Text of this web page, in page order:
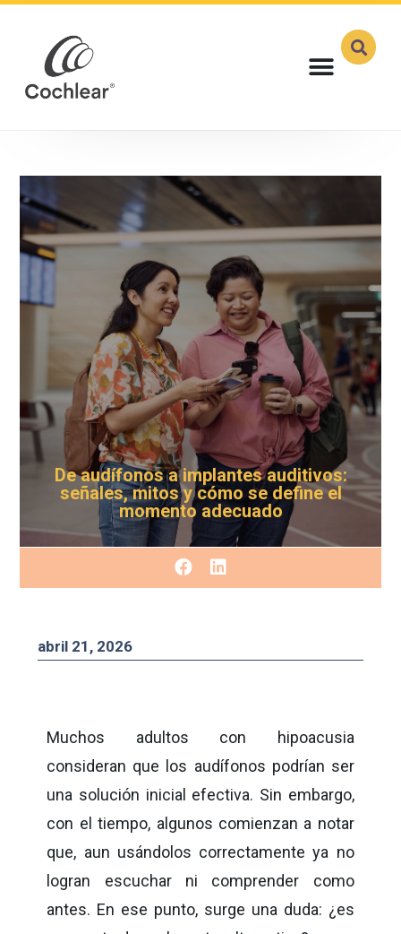
De audífonos a implantes auditivos:
señales, mitos y cómo se define el
momento adecuado
abril 21, 2026
Muchos adultos con hipoacusia
consideran que los audífonos podrían ser
una solución inicial efectiva. Sin embargo,
con el tiempo, algunos comienzan a notar
que, aun usándolos correctamente ya no
logran escuchar ni comprender como
antes. En ese punto, surge una duda: ¿es